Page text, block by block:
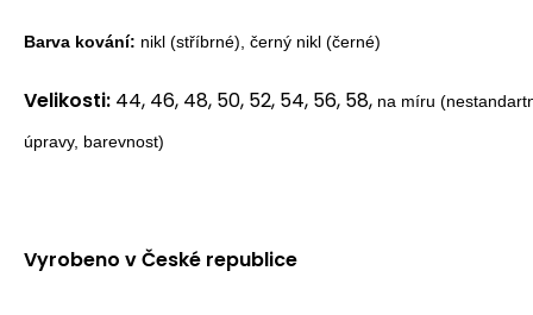
Barva kování: nikl (stříbrné), černý nikl (černé)
Velikosti: 44, 46, 48, 50, 52, 54, 56, 58, na míru
úpravy, barevnost)
Vyrobeno v České republice